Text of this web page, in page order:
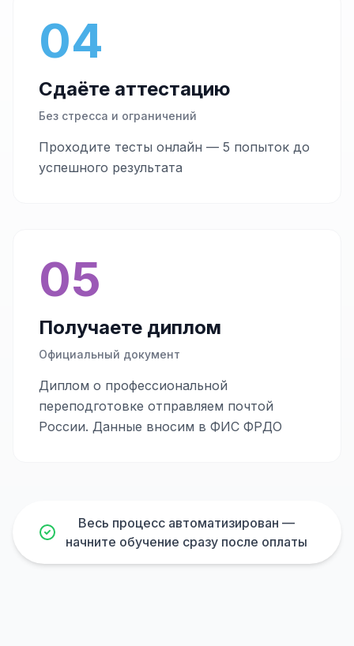
04
Сдаёте аттестацию
Без стресса и ограничений
Проходите тесты онлайн — 5 попыток до
успешного результата
05
Получаете диплом
Официальный документ
Диплом о профессиональной
переподготовке отправляем почтой
России. Данные вносим в ФИС ФРДО
Весь процесс автоматизирован —
начните обучение сразу после оплаты